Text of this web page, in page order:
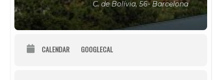
C. de Bolívia, 56- Barcelona
CALENDAR GOOGLECAL